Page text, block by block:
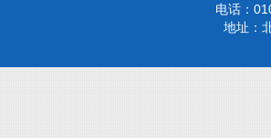
电话：
地址：